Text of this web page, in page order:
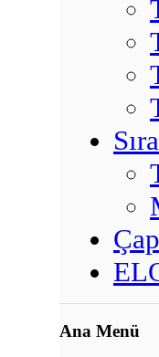
Ana Menü